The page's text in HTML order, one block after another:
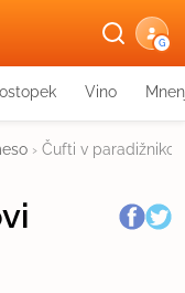
G
Vino
› Čufti v